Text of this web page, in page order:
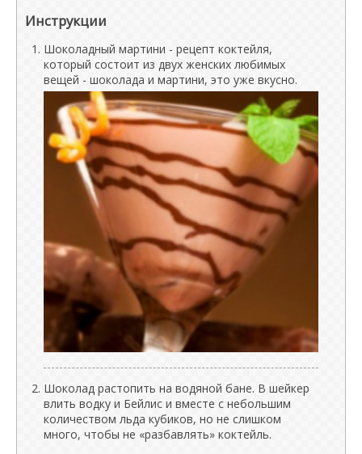
Инструкции
Шоколадный мартини - рецепт коктейля,
который состоит из двух женских любимых
вещей - шоколада и мартини, это уже вкусно.
Шоколад растопить на водяной бане. В шейкер
влить водку и Бейлис и вместе с небольшим
количеством льда кубиков, но не слишком
много, чтобы не «разбавлять» коктейль.